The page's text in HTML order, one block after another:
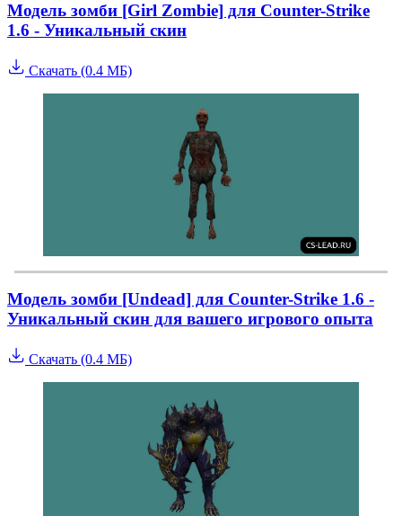
Модель зомби [Girl Zombie] для Counter-Strike
1.6 - Уникальный скин
Скачать (0.4 МБ)
Модель зомби [Undead] для Counter-Strike 1.6 -
Уникальный скин для вашего игрового опыта
Скачать (0.4 МБ)